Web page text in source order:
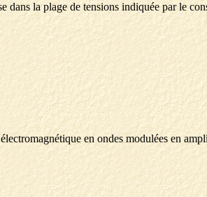
la plage de tensions indiquée par le
en ondes modulées en